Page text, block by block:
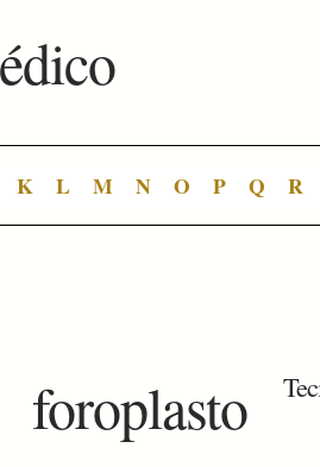
K L M N O P Q R
foroplasto